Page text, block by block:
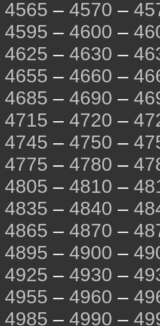
4565 – 4570 –
4595 – 4600 –
4625 – 4630 –
4655 – 4660 –
4685 – 4690 –
4715 – 4720 –
4745 – 4750 –
4775 – 4780 –
4805 – 4810 –
4835 – 4840 –
4865 – 4870 –
4895 – 4900 –
4925 – 4930 –
4955 – 4960 –
4985 – 4990 –